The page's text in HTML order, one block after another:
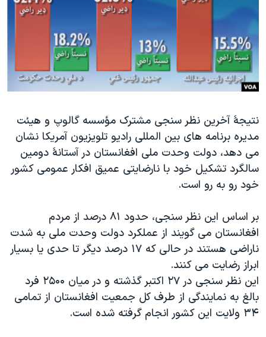
اقتصادی
علم و فناوری
گالری عکس
آرشیو پخش زنده
حمله جمهوری اسلامی به اسرائیل
رمز مهسا
اعتراضات زن، زندگی، آزادی
مجموعه مستندهای دادخواهی
تریبونال مردمی آبان ۹۸
دادگاه حمید نوری
قانون شفافیت دارائی کادر رهبری ایران
اعتراضات مردمی آبان ۹۸
اسرائیل در جنگ
نرگس محمدی برنده جایزه نوبل صلح
همایش محافظه‌کاران آمریکا «سی‌پک»
زبانهای مختلف
نتيجۀ آخرين نظر سنجی مشترک مؤسسه گالوپ و هيئت
مديره برنامه های بين المللی راديو تلويزيون آمريکا نشان
می دهد، دولت وحدت ملی افغانستان در آستانۀ دومين
سالگرد تشکيل خود با نارضايتی عميق افکار عمومی کشور
خود رو به رو است.
بر اساس اين نظر سنجی، حدود ۸۱ درصد از مردم
افغانستان می گويند از عملکرد دولت وحدت ملی به شدت
ناراضی هستند در حالی که ۱۷ درصد ديگر تا حدی يا بسيار
ابراز رضايت می کنند.
اين نظر سنجی در ۲۷ اکتبر گذشته و در ميان ۲۵۰۰ فرد
بالغ به نمايندگی از طرف کل جمعيت افغانستان از تمامی
۳۴ ولايت اين کشور انجام گرفته شده است.